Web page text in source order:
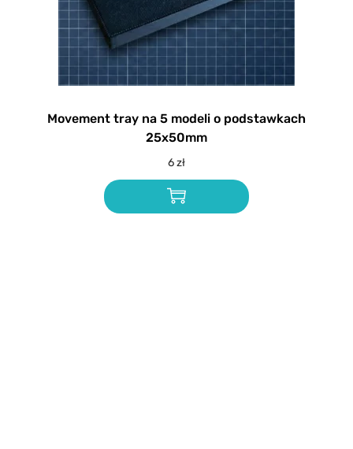
Movement tray na 5 modeli o podstawkach
25x50mm
6zł